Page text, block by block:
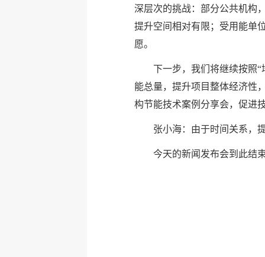
深层次的挑战：部分公共机构
提升空间相对有限；受用能单
愿。
下一步，我们将继续按照
能总量，提升项目整体经济性
构节能技术案例分享会，促进
张小海：由于时间关系，
今天的新闻发布会到此结